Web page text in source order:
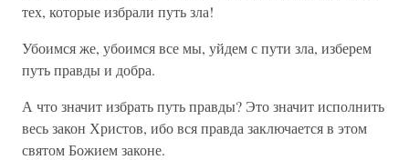
тех, которые избрали путь зла!
Убоимся же, убоимся все мы, уйдем с пути зла, изберем
путь правды и добра.
А что значит избрать путь правды? Это значит исполнить
весь закон Христов, ибо вся правда заключается в этом
святом Божием законе.